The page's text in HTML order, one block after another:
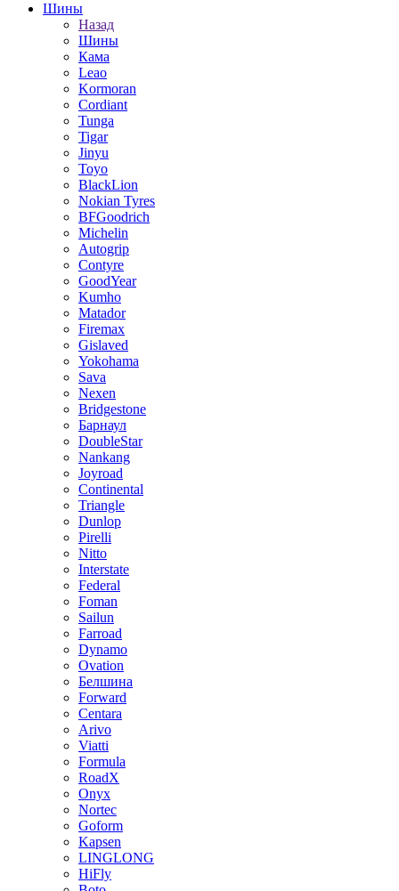
Шины
Назад
Шины
Кама
Leao
Kormoran
Cordiant
Tunga
Tigar
Jinyu
Toyo
BlackLion
Nokian Tyres
BFGoodrich
Michelin
Autogrip
Contyre
GoodYear
Kumho
Matador
Firemax
Gislaved
Yokohama
Sava
Nexen
Bridgestone
Барнаул
DoubleStar
Nankang
Joyroad
Continental
Triangle
Dunlop
Pirelli
Nitto
Interstate
Federal
Foman
Sailun
Farroad
Dynamo
Ovation
Белшина
Forward
Centara
Arivo
Viatti
Formula
RoadX
Onyx
Nortec
Goform
Kapsen
LINGLONG
HiFly